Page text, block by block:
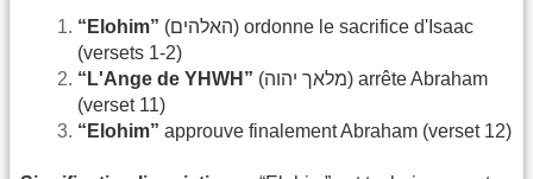
“Elohim” (האלהים) ordonne le sacrifice d'Isaac
(versets 1-2)
“L'Ange de YHWH” (מלאך יהוה) arrête Abraham
(verset 11)
“Elohim” approuve finalement Abraham (verset 12)